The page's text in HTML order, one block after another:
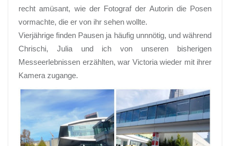
recht amüsant, wie der Fotograf der Autorin die Posen
vormachte, die er von ihr sehen wollte.
Vierjährige finden Pausen ja häufig unnnötig, und während
Chrischi, Julia und ich von unseren bisherigen
Messeerlebnissen erzählten, war Victoria wieder mit ihrer
Kamera zugange.